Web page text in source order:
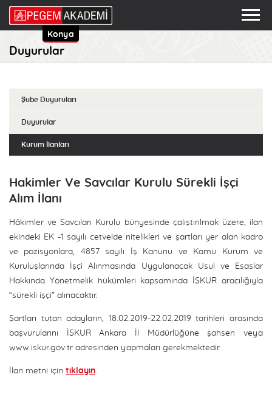
Konya
Duyurular
Şube Duyuruları
Duyurular
Kurum İlanları
Hakimler Ve Savcılar Kurulu Sürekli İşçi
Alım İlanı
Hâkimler ve Savcıları Kurulu bünyesinde çalıştırılmak üzere, ilan
ekindeki EK -1 sayılı cetvelde nitelikleri ve şartları yer alan kadro
ve pozisyonlara, 4857 sayılı İş Kanunu ve Kamu Kurum ve
Kuruluşlarında İşçi Alınmasında Uygulanacak Usul ve Esaslar
Hakkında Yönetmelik hükümleri kapsamında İŞKUR aracılığıyla
“sürekli işçi” alınacaktır.
Şartları tutan adayların, 18.02.2019-22.02.2019 tarihleri arasında
başvurularını İŞKUR Ankara İl Müdürlüğüne şahsen veya
www.iskur.gov.tr adresinden yapmaları gerekmektedir.
İlan metni için tıklayın.